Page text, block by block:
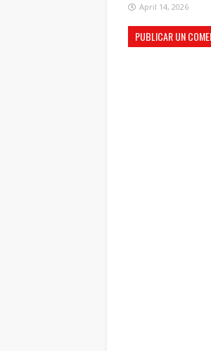
April 14, 2026
PUBLICAR UN